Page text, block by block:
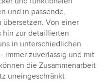
und in passende,
übersetzen. Von einer
hin zur detaillierten
in unterschiedlichen
immer zuverlässig und mit
die Zusammenarbeit
uneingeschränkt